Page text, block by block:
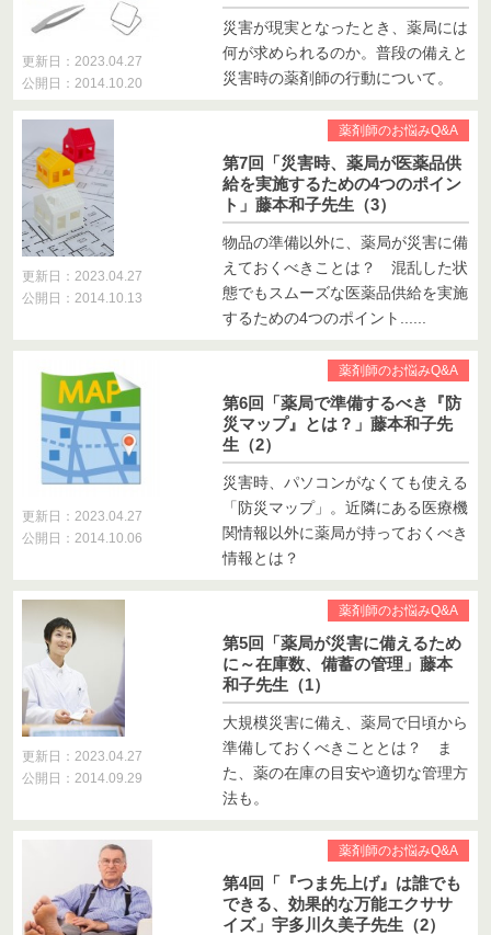
更新日：2023.04.27
公開日：2014.10.20
災害が現実となったとき、薬局には
何が求められるのか。普段の備えと
災害時の薬剤師の行動について。
更新日：2023.04.27
公開日：2014.10.13
薬剤師のお悩みQ&A
第7回「災害時、薬局が医薬品供
給を実施するための4つのポイン
ト」藤本和子先生（3）
物品の準備以外に、薬局が災害に備
えておくべきことは？ 混乱した状
態でもスムーズな医薬品供給を実施
するための4つのポイント......
更新日：2023.04.27
公開日：2014.10.06
薬剤師のお悩みQ&A
第6回「薬局で準備するべき『防
災マップ』とは？」藤本和子先
生（2）
災害時、パソコンがなくても使える
「防災マップ」。近隣にある医療機
関情報以外に薬局が持っておくべき
情報とは？
更新日：2023.04.27
公開日：2014.09.29
薬剤師のお悩みQ&A
第5回「薬局が災害に備えるため
に～在庫数、備蓄の管理」藤本
和子先生（1）
大規模災害に備え、薬局で日頃から
準備しておくべきこととは？ ま
た、薬の在庫の目安や適切な管理方
法も。
薬剤師のお悩みQ&A
第4回「『つま先上げ』は誰でも
できる、効果的な万能エクササ
イズ」宇多川久美子先生（2）